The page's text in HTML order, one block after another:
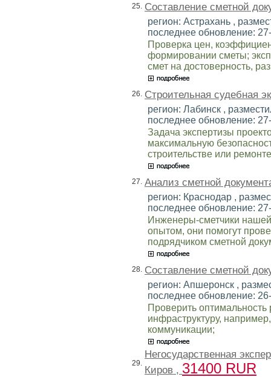
25. Составление сметной
регион: Астрахань ,
последнее обновление:
Проверка цен,
формировании сметы;
смет на достоверность,
26. Строительная судебная
регион: Лабинск ,
последнее обновление:
Задача экспертизы
максимальную
строительстве или
27. Анализ сметной
регион: Краснодар ,
последнее обновление:
Инженеры-сметчики
опытом, они помогут
подрядчиком сметной
28. Составление сметной
регион: Апшеронск ,
последнее обновление:
Проверить
инфраструктуру,
коммуникации;
29.
Негосударственная
Киров , 31400 RUR